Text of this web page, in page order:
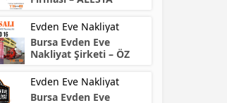
Evden Eve Nakliyat
Bursa Evden Eve
Nakliyat Şirketi – ÖZ
Evden Eve Nakliyat
Bursa Evden Eve